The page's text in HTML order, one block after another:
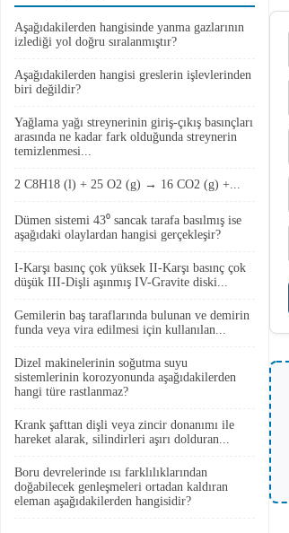
Aşağıdakilerden hangisinde yanma gazlarının
izlediği yol doğru sıralanmıştır?
Aşağıdakilerden hangisi greslerin işlevlerinden
biri değildir?
Yağlama yağı streynerinin giriş-çıkış basınçları
arasında ne kadar fark olduğunda streynerin
temizlenmesi...
2 C8H18 (l) + 25 O2 (g) → 16 CO2 (g) +...
Dümen sistemi 43⁰ sancak tarafa basılmış ise
aşağıdaki olaylardan hangisi gerçekleşir?
I-Karşı basınç çok yüksek II-Karşı basınç çok
düşük III-Dişli aşınmış IV-Gravite diski...
Gemilerin baş taraflarında bulunan ve demirin
funda veya vira edilmesi için kullanılan...
Dizel makinelerinin soğutma suyu
sistemlerinin korozyonunda aşağıdakilerden
hangi türe rastlanmaz?
Krank şafttan dişli veya zincir donanımı ile
hareket alarak, silindirleri aşırı dolduran...
Boru devrelerinde ısı farklılıklarından
doğabilecek genleşmeleri ortadan kaldıran
eleman aşağıdakilerden hangisidir?